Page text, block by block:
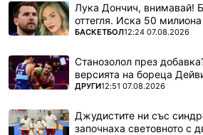
Лука Дончич, внимавай!
оттегля. Иска 50
ПОВЕЧЕ ОТ
БАСКЕТБОЛ12:24 07.08.2026
Станозолол през
версията на бореца
ПОВЕЧЕ ОТ
ДРУГИ12:51 07.08.2026
Джудистите ни със
започнаха световното с